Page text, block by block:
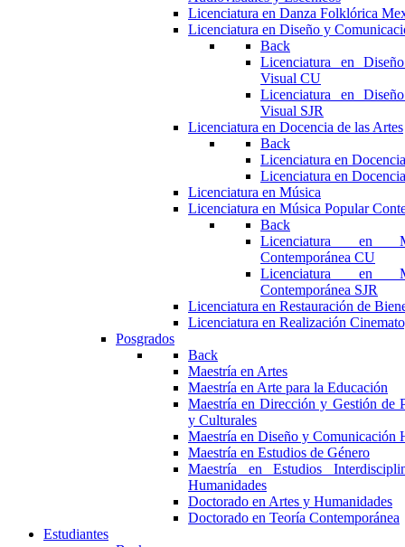
Licenciatura en Danza Folklórica
Licenciatura en Diseño y
Back
Licenciatura en
Visual CU
Licenciatura en
Visual SJR
Licenciatura en Docencia de las Artes
Back
Licenciatura en
Licenciatura en
Licenciatura en Música
Licenciatura en Música Popular
Back
Licenciatura en
Contemporánea CU
Licenciatura en
Contemporánea SJR
Licenciatura en Restauración de
Licenciatura en Realización
Posgrados
Back
Maestría en Artes
Maestría en Arte para la Educación
Maestría en Dirección y Gestión de
y Culturales
Maestría en Diseño y Comunicación
Maestría en Estudios de Género
Maestría en Estudios
Humanidades
Doctorado en Artes y Humanidades
Doctorado en Teoría Contemporánea
Estudiantes